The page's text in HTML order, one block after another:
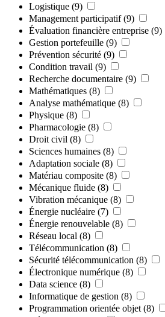
Logistique (9)
Management participatif (9)
Évaluation financière entreprise (9)
Gestion portefeuille (9)
Prévention sécurité (9)
Condition travail (9)
Recherche documentaire (9)
Mathématiques (8)
Analyse mathématique (8)
Physique (8)
Pharmacologie (8)
Droit civil (8)
Sciences humaines (8)
Adaptation sociale (8)
Matériau composite (8)
Mécanique fluide (8)
Vibration mécanique (8)
Énergie nucléaire (7)
Énergie renouvelable (8)
Réseau local (8)
Télécommunication (8)
Sécurité télécommunication (8)
Électronique numérique (8)
Data science (8)
Informatique de gestion (8)
Programmation orientée objet (8)